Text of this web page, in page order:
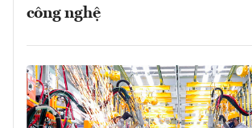
công nghệ